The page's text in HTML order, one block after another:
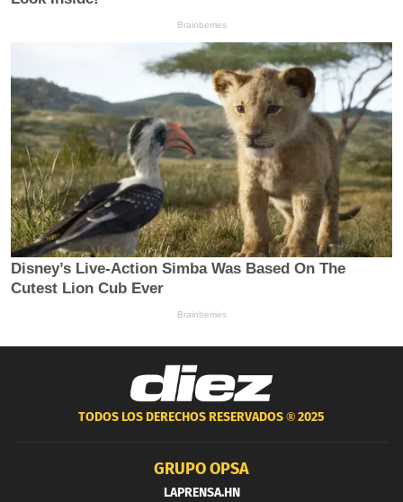
TODOS LOS DERECHOS RESERVADOS ®2025
GRUPO OPSA
LAPRENSA.HN